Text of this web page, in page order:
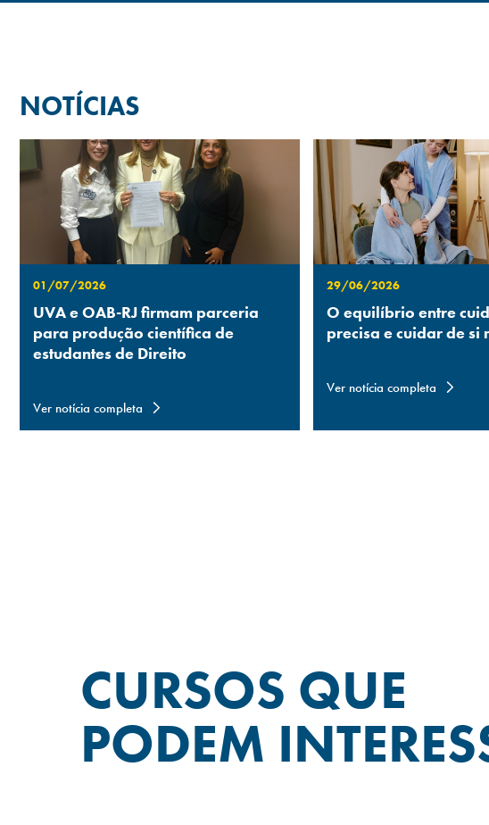
NOTÍCIAS
01/07/2026
UVA e OAB-RJ firmam parceria
para produção científica de
estudantes de Direito
Ver notícia completa
29/06/2026
O equilíbrio entre
precisa e cuidar de si
Ver notícia completa
CURSOS QUE
PODEM